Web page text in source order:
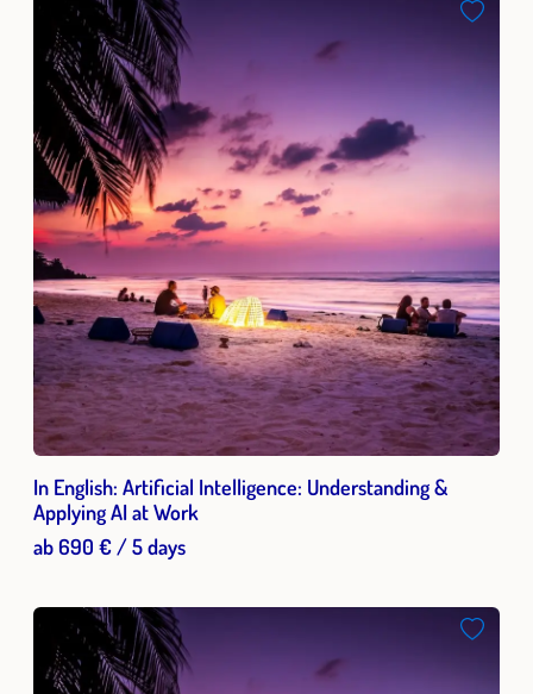
In English: Artificial Intelligence: Understanding &
Applying AI at Work
ab 690 € / 5 days